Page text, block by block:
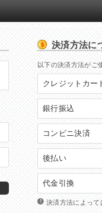
決済方法に
以下の決済方法がご
クレジットカー
銀行振込
コンビニ決済
後払い
代金引換
決済方法によっ